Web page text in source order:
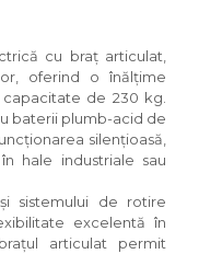
cu braț articulat,
oferind o înălțime
de 230 kg.
baterii plumb-acid de
silențioasă,
hale industriale sau
sistemului de rotire
excelentă în
articulat permit